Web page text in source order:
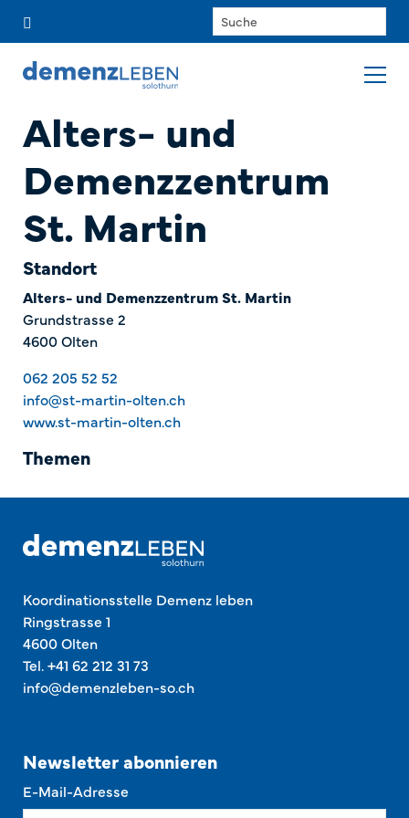
Alters- und
Demenzzentrum
St. Martin
Standort
Alters- und Demenzzentrum St. Martin
Grundstrasse 2
4600 Olten
062 205 52 52
info@st-martin-olten.ch
www.st-martin-olten.ch
Themen
Koordinationsstelle Demenz leben
Ringstrasse 1
4600 Olten
Tel. +41 62 212 31 73
info@demenzleben-so.ch
Newsletter abonnieren
E-Mail-Adresse